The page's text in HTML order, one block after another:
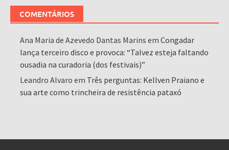
COMENTÁRIOS
Ana Maria de Azevedo Dantas Marins emCongadar
lança terceiro disco e provoca: “Talvez esteja faltando
ousadia na curadoria (dos festivais)”
Leandro Alvaro em Três perguntas: Kellven Praiano e
sua arte como trincheira de resistência pataxó